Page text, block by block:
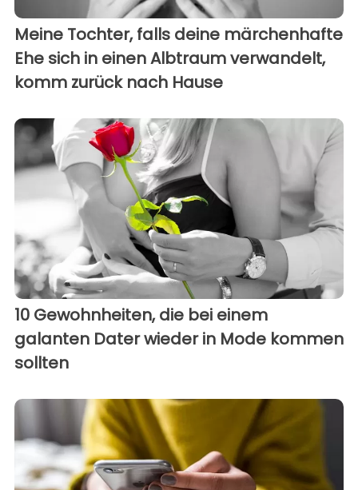
Meine Tochter, falls deine märchenhafte
Ehe sich in einen Albtraum verwandelt,
komm zurück nach Hause
10 Gewohnheiten, die bei einem
galanten Dater wieder in Mode kommen
sollten